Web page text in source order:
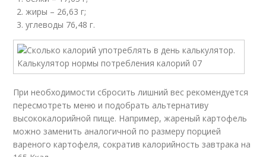
жиры – 26,63 г;
углеводы 76,48 г.
При необходимости сбросить лишний вес рекомендуется
пересмотреть меню и подобрать альтернативу
высококалорийной пище. Например, жареный картофель
можно заменить аналогичной по размеру порцией
вареного картофеля, сократив калорийность завтрака на